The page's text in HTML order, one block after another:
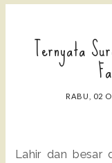
Ternyata
RABU, 02
Lahir dan besar